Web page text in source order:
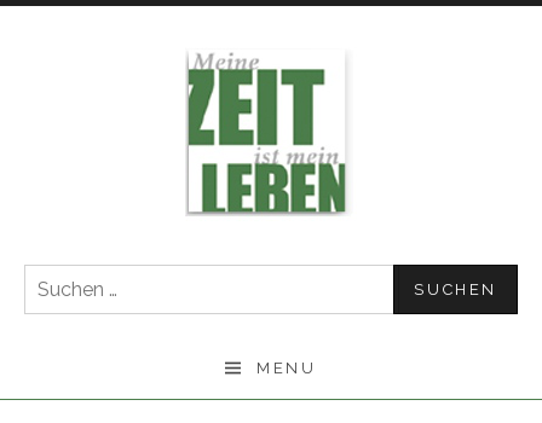
nach:
MENU